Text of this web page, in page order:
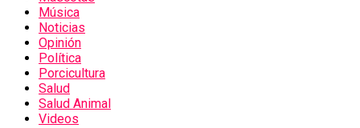
Música
Noticias
Opinión
Política
Porcicultura
Salud
Salud Animal
Videos